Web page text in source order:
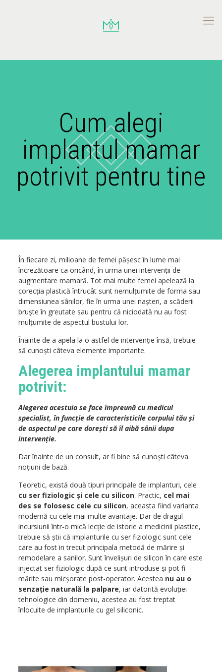
Cum alegi
implantul mamar
potrivit pentru tine
În fiecare zi, milioane de femei pășesc în lume mai
încrezătoare ca oricând, în urma unei intervenții de
augmentare mamară. Tot mai multe femei apelează la
corecția plastică întrucât sunt nemulțumite de forma sau
dimensiunea sânilor, fie în urma unei nașteri, a scăderii
bruște în greutate sau pentru că niciodată nu au fost
mulțumite de aspectul bustului lor.
Înainte de a apela la o astfel de intervenție însă, trebuie
să cunoști câteva elemente importante.
Alegerea implantului mamar
potrivit:
Alegerea acestuia se face împreună cu medicul
specialist, în funcție de caracteristicile corpului tău și
de aspectul pe care dorești să îl aibă sânii dupa
intervenție.
Dar înainte de un consult, ar fi bine să cunoști câteva
noțiuni de bază.
Teoretic, există două tipuri principale de implanturi, cele
cu ser fiziologic și cele cu silicon. Practic, cel mai
des se folosesc cele cu silicon, aceasta fiind varianta
modernă cu cele mai multe avantaje. Dar de dragul
incursiunii într-o mică lecție de istorie a medicinii plastice,
trebuie să știi că implanturile cu ser fiziologic sunt cele
care au fost in trecut principala metodă de mărire și
remodelare a sanilor. Sunt învelișuri de silicon în care este
injectat ser fiziologic după ce sunt introduse și pot fi
mărite sau micșorate post-operator. Acestea nu au o
senzație naturală la palpare, iar datorită evoluției
tehnologice din domeniu, acestea au fost treptat
înlocuite de implanturile cu gel siliconic.